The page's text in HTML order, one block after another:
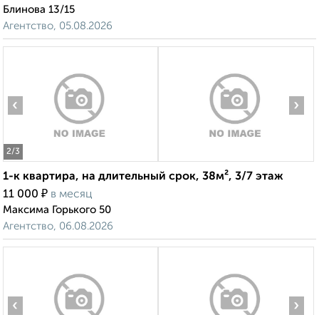
Блинова 13/15
Агентство, 05.08.2026
2/3
‹ ›
1-к квартира, на длительный срок, 38м², 3/7 этаж
11 000 ₽ в месяц
Максима Горького 50
Агентство, 06.08.2026
‹ ›